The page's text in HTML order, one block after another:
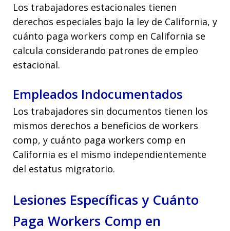
Los trabajadores estacionales tienen
derechos especiales bajo la ley de California, y
cuánto paga workers comp en California se
calcula considerando patrones de empleo
estacional.
Empleados Indocumentados
Los trabajadores sin documentos tienen los
mismos derechos a beneficios de workers
comp, y cuánto paga workers comp en
California es el mismo independientemente
del estatus migratorio.
Lesiones Específicas y Cuánto
Paga Workers Comp en